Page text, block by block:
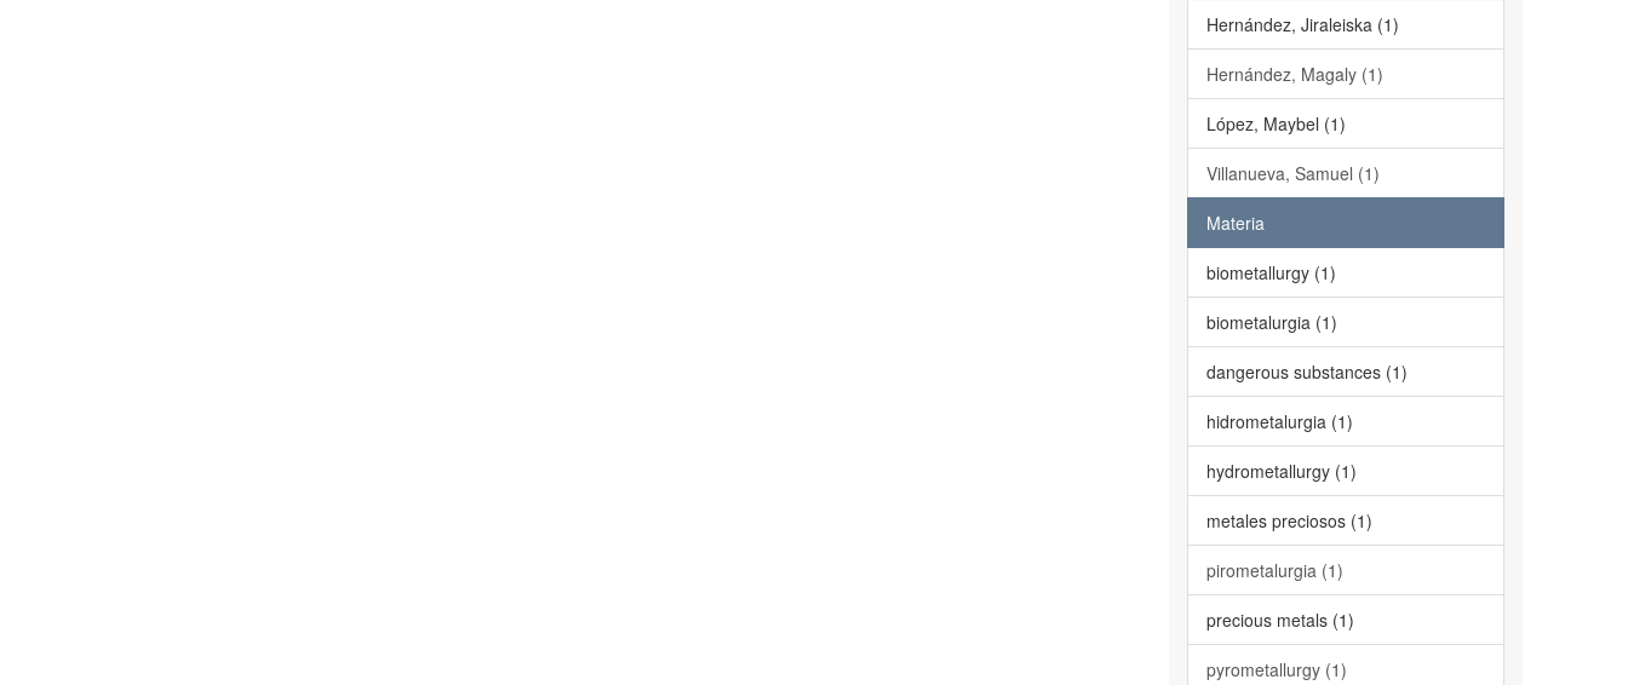
Hernández, Jiraleiska (1)
Hernández, Magaly (1)
López, Maybel (1)
Villanueva, Samuel (1)
Materia
biometallurgy (1)
biometalurgia (1)
dangerous substances (1)
hidrometalurgia (1)
hydrometallurgy (1)
metales preciosos (1)
pirometalurgia (1)
precious metals (1)
pyrometallurgy (1)